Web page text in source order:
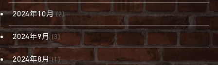
2024年10月(2)
2024年9月(3)
2024年8月(1)